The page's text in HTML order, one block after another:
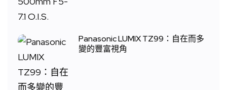
Panasonic LUMIX TZ99：自在而多
變的豐富視角